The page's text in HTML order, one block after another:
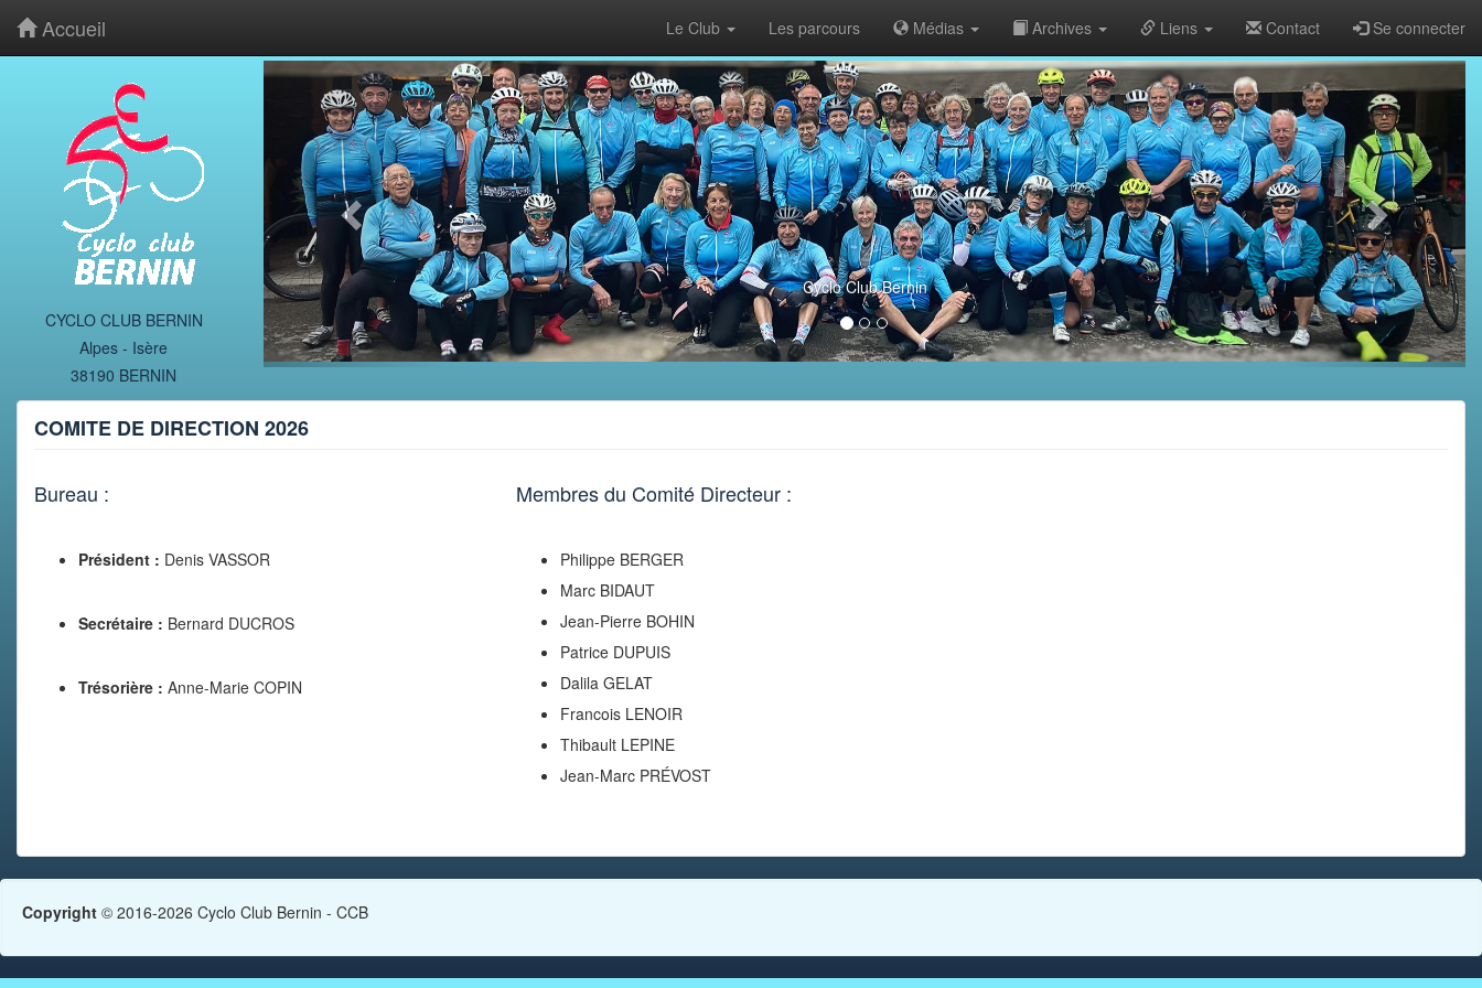
Accueil Le Club Les parcours Médias Archives Liens Contact Se connecter
CYCLO CLUB BERNIN
Alpes - Isère
38190 BERNIN
Cyclo Club Bernin
COMITE DE DIRECTION 2026
Bureau :
Président : Denis VASSOR
Secrétaire : Bernard DUCROS
Trésorière : Anne-Marie COPIN
Membres du Comité Directeur :
Philippe BERGER
Marc BIDAUT
Jean-Pierre BOHIN
Patrice DUPUIS
Dalila GELAT
Francois LENOIR
Thibault LEPINE
Jean-Marc PRÉVOST
Copyright © 2016-2026 Cyclo Club Bernin - CCB